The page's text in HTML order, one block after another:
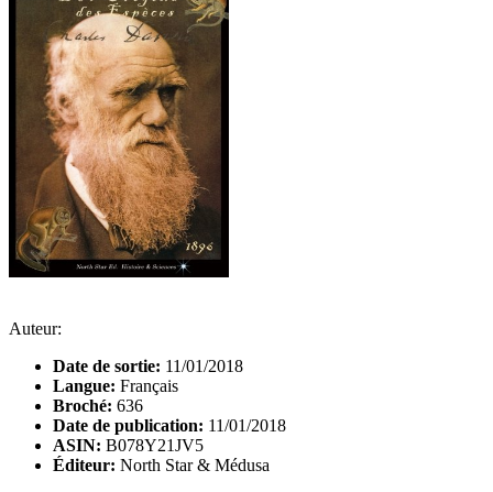
Auteur:
Date de sortie: 11/01/2018
Langue: Français
Broché: 636
Date de publication: 11/01/2018
ASIN: B078Y21JV5
Éditeur: North Star & Médusa